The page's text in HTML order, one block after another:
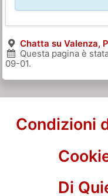
Chatta su Valenza,
Questa pagina è
09-01.
Condizioni
Di